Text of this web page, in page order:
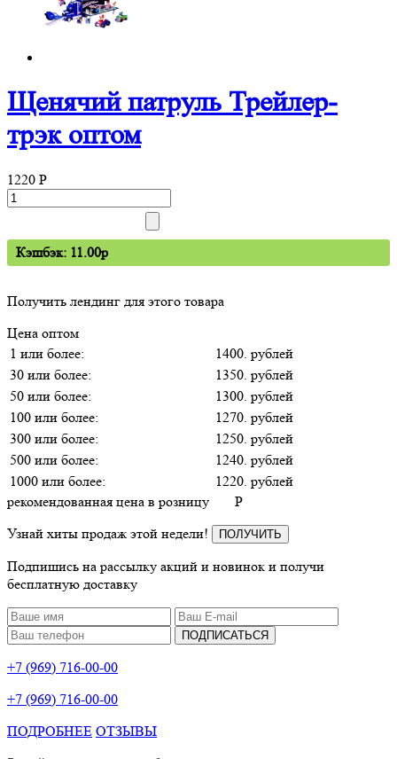
Щенячий патруль Трейлер-
трэк оптом
1220 P
Кэшбэк: 11.00p
Получить лендинг для этого товара
Цена оптом
1 или более:
1400. рублей
30 или более:
1350. рублей
50 или более:
1300. рублей
100 или более:
1270. рублей
300 или более:
1250. рублей
500 или более:
1240. рублей
1000 или более:
1220. рублей
рекомендованная цена в розницу
P
Узнай хиты продаж этой недели!
ПОЛУЧИТЬ
Подпишись на рассылку акций и новинок и получи
бесплатную доставку
ПОДПИСАТЬСЯ
+7 (969) 716-00-00
+7 (969) 716-00-00
ПОДРОБНЕЕ ОТЗЫВЫ